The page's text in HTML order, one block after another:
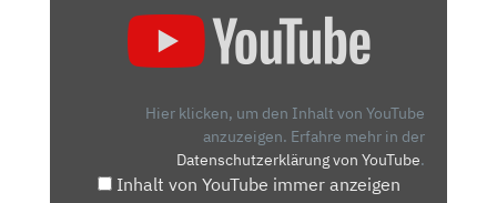
ELEKTRO:
Hier klicken, um den Inhalt von YouTube
anzuzeigen. Erfahre mehr in der
Datenschutzerklärung von YouTube.
Inhalt von YouTube immer anzeigen